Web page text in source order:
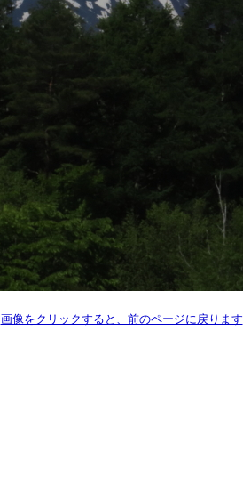
画像をクリックすると、前のページに戻ります